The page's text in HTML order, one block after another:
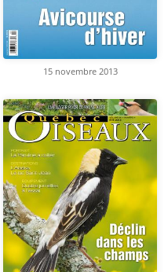
15 novembre 2013